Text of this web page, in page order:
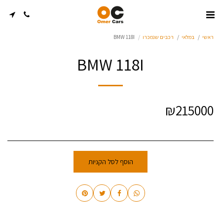
ראשי במלאי רכבים שנמכרו BMW 118I
BMW 118I
₪215000
הוסף לסל הקניות